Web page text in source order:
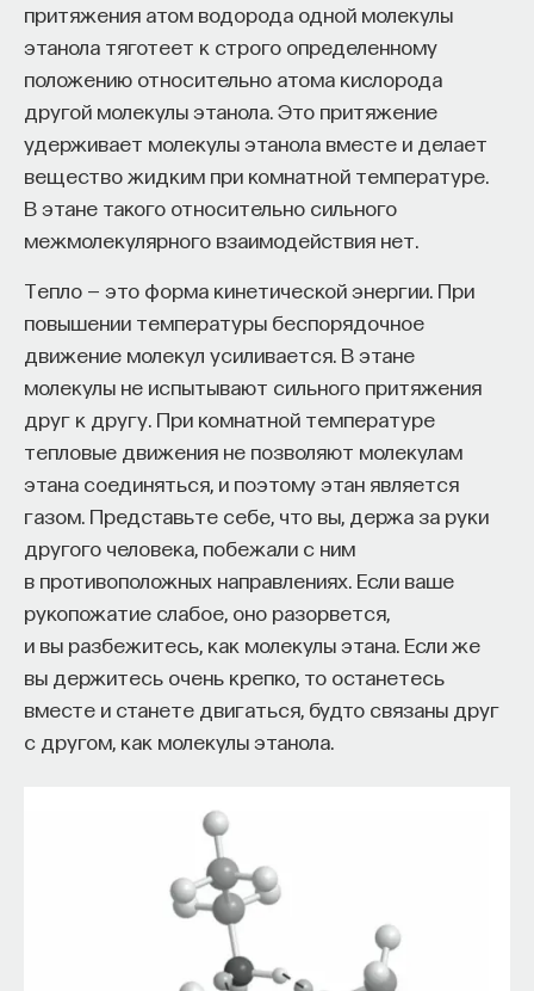
притяжения атом водорода одной молекулы
этанола тяготеет к строго определенному
положению относительно атома кислорода
другой молекулы этанола. Это притяжение
удерживает молекулы этанола вместе и делает
вещество жидким при комнатной температуре.
В этане такого относительно сильного
межмолекулярного взаимодействия нет.
Тепло — это форма кинетической энергии. При
повышении температуры беспорядочное
движение молекул усиливается. В этане
молекулы не испытывают сильного притяжения
друг к другу. При комнатной температуре
тепловые движения не позволяют молекулам
этана соединяться, и поэтому этан является
газом. Представьте себе, что вы, держа за руки
другого человека, побежали с ним
в противоположных направлениях. Если ваше
рукопожатие слабое, оно разорвется,
и вы разбежитесь, как молекулы этана. Если же
вы держитесь очень крепко, то останетесь
вместе и станете двигаться, будто связаны друг
с другом, как молекулы этанола.